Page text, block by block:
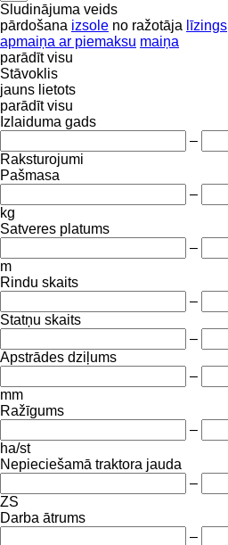
Sludinājuma veids
pārdošana izsole no ražotāja līzings
apmaiņa ar piemaksu maiņa
parādīt visu
Stāvoklis
jauns lietots
parādīt visu
Izlaiduma gads
–
Raksturojumi
Pašmasa
–
kg
Satveres platums
–
m
Rindu skaits
–
Statņu skaits
–
Apstrādes dziļums
–
mm
Ražīgums
–
ha/st
Nepieciešamā traktora jauda
–
ZS
Darba ātrums
–